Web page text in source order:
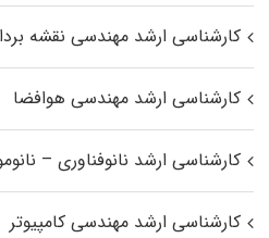
کارشناسی ارشد مهندسی نقشه
کارشناسی ارشد مهندسی هوافضا
کارشناسی ارشد نانوفناوری –
کارشناسی ارشد مهندسی کامپیوتر